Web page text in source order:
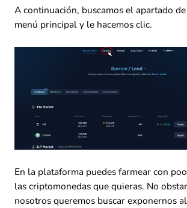
A continuación, buscamos el apartado
menú principal y le hacemos clic.
En la plataforma puedes farmear con
las criptomonedas que quieras. No
nosotros queremos buscar exponernos